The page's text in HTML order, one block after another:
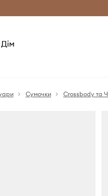
Безкоштовна доставка з ЄС (від
Дім
Сумочки Crossbody та